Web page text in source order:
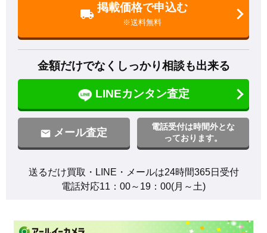
掲載価格で申込む
※送料無料
金額だけでなくしっかり相談も出来る
LINEカンタン査定
メール査定
電話受付は時間外とな
っております。
送るだけ買取・LINE・メールは24時間365日受付
電話対応11：00～19：00(月～土)